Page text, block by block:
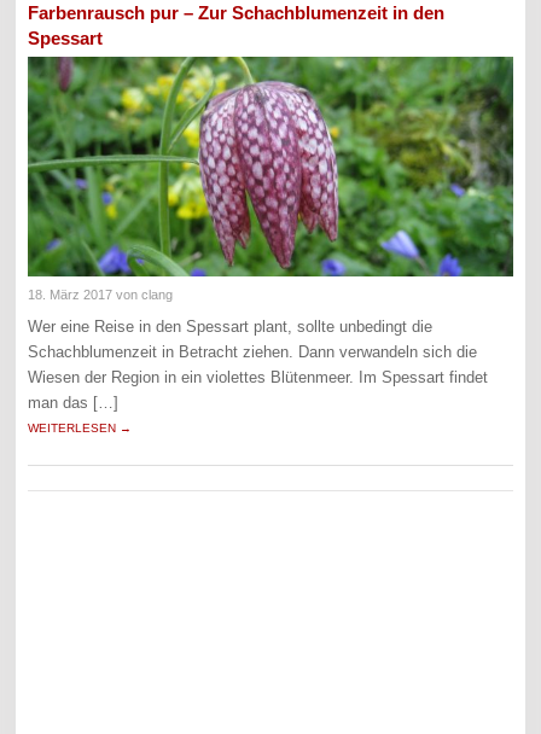
Farbenrausch pur – Zur Schachblumenzeit in den
Spessart
18. März 2017 von clang
Wer eine Reise in den Spessart plant, sollte unbedingt die
Schachblumenzeit in Betracht ziehen. Dann verwandeln sich die
Wiesen der Region in ein violettes Blütenmeer. Im Spessart findet
man das […]
WEITERLESEN →